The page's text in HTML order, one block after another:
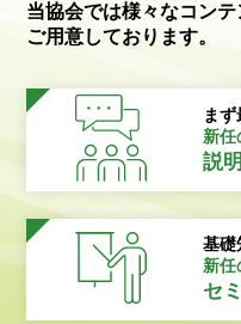
当協会では様々なコンテ
ご用意しております。
ま
新任
説
基礎
新任
セ